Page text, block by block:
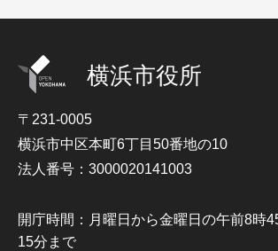
横浜市役所
〒231-0005
横浜市中区本町6丁目50番地の10
法人番号：3000020141003
開庁時間：月曜日から金曜日の午前8時
15分まで